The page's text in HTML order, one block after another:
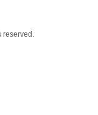
reserved.